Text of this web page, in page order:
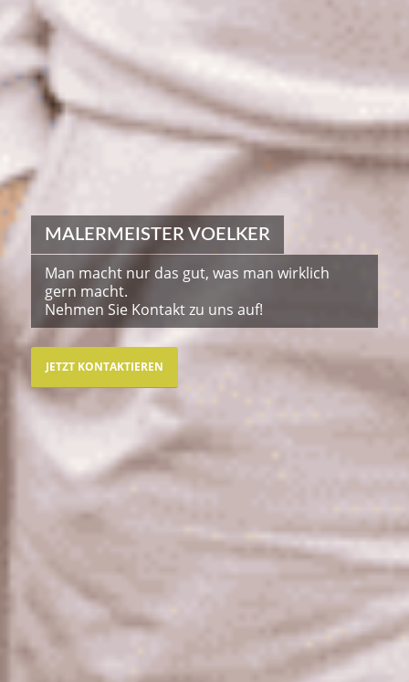
MALERMEISTER VOELKER
Man macht nur das gut, was man wirklich
gern macht.
Nehmen Sie Kontakt zu uns auf!
JETZT KONTAKTIEREN